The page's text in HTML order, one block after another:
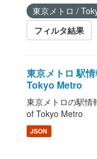
東京メトロ /
フィルタ結果
東京メトロ 駅
Tokyo Metro
東京メトロの駅情
of Tokyo Metro
JSON